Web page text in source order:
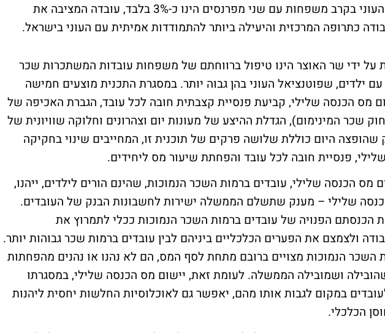
לביטוח לאומי, שיעור העוני בקרב משפחות עם שני מפרנסים הינו כ-3% בלבד, עובדה המציבה את
כתרופה המרכזית והיעילה ביותר להתמודדות אמיתית עם העוני בישראל.
על ידי שר האוצר הינו טיפול ברווחתם של משפחות עובדות המשתכרות שכר
ילדים, שפוטנציאל העוני בהן גבוה יותר. במסגרת התכנית מוצעים חמישה
מס הכנסה שלילי, קביעת פנסיית קצבתית חובה לכל עובד, הגברת האכיפה של
שכר המינימום), הגדלת ההיצע של מעונות יום וצהרונים וחלוקה שוויונית של
היום כוללת שלושה פרקים של תוכנית זו, המחייבים שינוי בחקיקה
פנסיית חובה לכל עובד והפחתת שיעור מס ליחידים.
מס הכנסה שלילי, עובדים ברמות השכר הנמוכות, שהינם הורים לילדים, ייהנו,
שלילי – מענק שתשלם הממשלה ישירות לחשבונות הבנק של העובדים.
הכנסתם הפנויה של עובדים ברמות השכר הנמוכות ככלי לתמרוץ את
ולצמצם את הפערים הכלכליים ביניהם לבין עובדים ברמות שכר גבוהות יותר.
השכר הנמוכות מצויים ברובם מתחת לסף המס, הם לא נהנו או נהנים מהפחתות
ושמובילה הממשלה. לעומת זאת, יישום מס הכנסה שלילי, במסגרתו
במקום לגבות אותו מהם, יאפשר גם לאוכלוסיות החלשות יחסית ליהנות
הכלכלי.